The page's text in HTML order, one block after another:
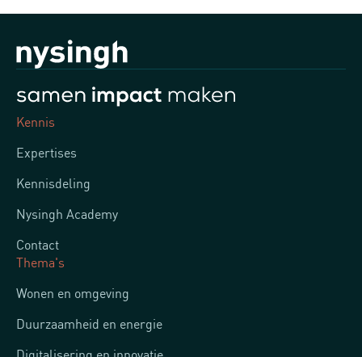
Kennis
Expertises
Kennisdeling
Nysingh Academy
Contact
Thema's
Wonen en omgeving
Duurzaamheid en energie
Digitalisering en innovatie